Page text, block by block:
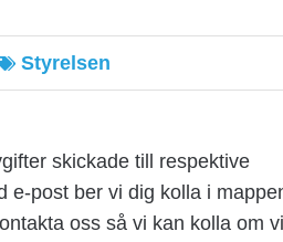
Styrelsen
skickade till respektive
e-post ber vi dig kolla i
oss så vi kan kolla om